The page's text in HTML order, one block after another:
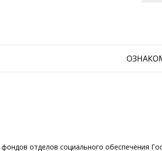
отделов социального обеспечения